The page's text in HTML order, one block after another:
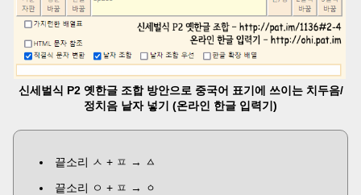
신세벌식 P2 옛한글 조합 방안으로 중국어 표기에 쓰이는 치두음/
정치음 낱자 넣기 (온라인 한글 입력기)
끝소리 ㅅ + ㅍ → ㅿ
끝소리 ㅇ + ㅍ → ㆁ